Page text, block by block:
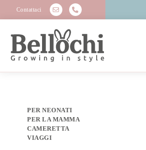
Contattaci
PER NEONATI
PER LA MAMMA
CAMERETTA
VIAGGI